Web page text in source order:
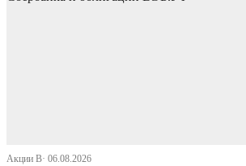
Акции В· 06.08.2026